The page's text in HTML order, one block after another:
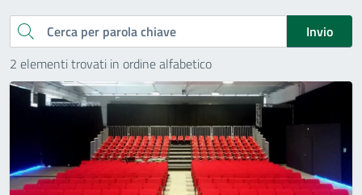
Cerca
Invio
2 elementi trovati in ordine alfabetico